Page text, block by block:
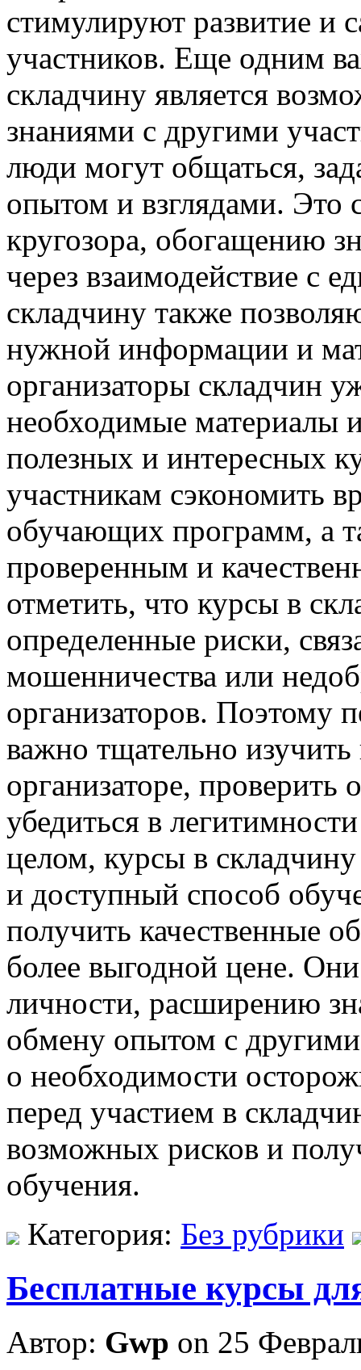
стимулируют развитие и
участников. Еще одним
складчину является
знаниями с другими
люди могут общаться,
опытом и взглядами. Это
кругозора, обогащению
через взаимодействие с
складчину также
нужной информации и
организаторы складчин
необходимые материалы
полезных и интересных
участникам сэкономить
обучающих программ, а
проверенным и
отметить, что курсы в
определенные риски,
мошенничества или
организаторов. Поэтому
важно тщательно
организаторе, проверить
убедиться в
целом, курсы в
и доступный способ
получить качественные
более выгодной цене.
личности, расширению
обмену опытом с
о необходимости
перед участием в
возможных рисков и
обучения.
Категория: Без рубрики
Бесплатные курсы
Автор: Gwp on 25